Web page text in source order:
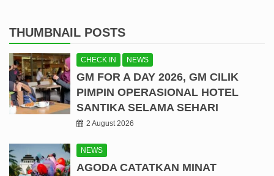
THUMBNAIL POSTS
CHECK IN NEWS
GM FOR A DAY 2026, GM CILIK
PIMPIN OPERASIONAL HOTEL
SANTIKA SELAMA SEHARI
2 August 2026
NEWS
AGODA CATATKAN MINAT